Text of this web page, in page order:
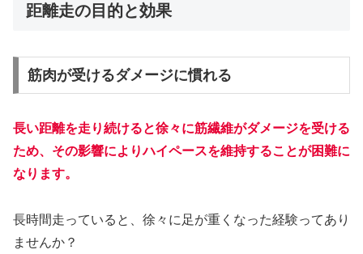
距離走の目的と効果
筋肉が受けるダメージに慣れる
長い距離を走り続けると徐々に筋繊維がダメージを受ける
ため、その影響によりハイペースを維持することが困難に
なります。
長時間走っていると、徐々に足が重くなった経験ってあり
ませんか？